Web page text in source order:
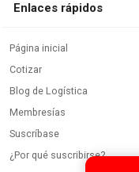
Enlaces rápidos
Página inicial
Cotizar
Blog de Logística
Membresías
Suscríbase
¿Por qué suscribirse?